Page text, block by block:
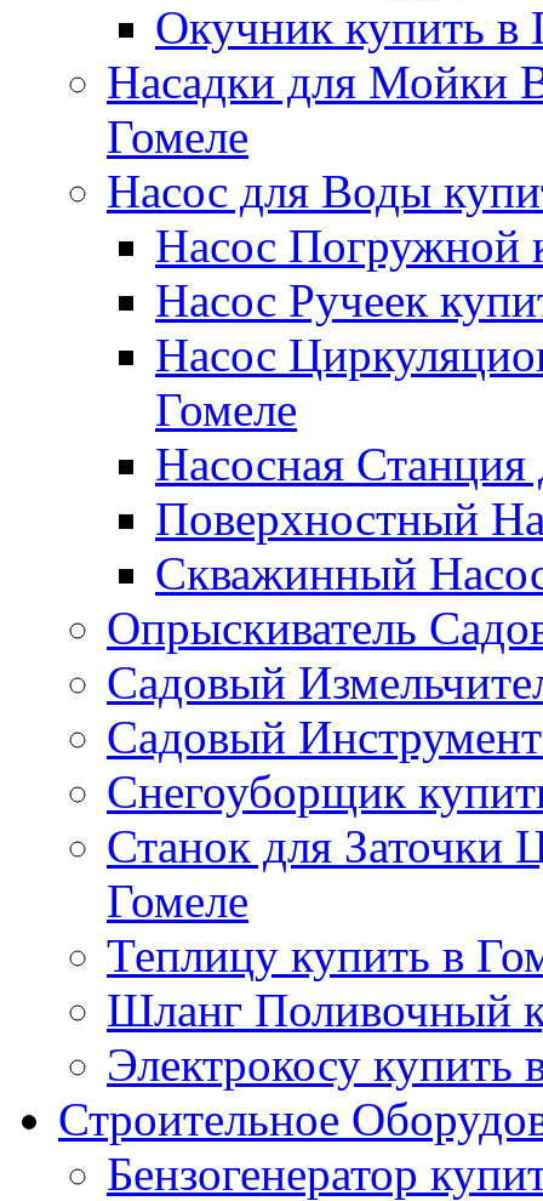
Окучник купить в
Насадки для Мойки
Гомеле
Насос для Воды
Насос Погружной
Насос Ручеек
Насос
Гомеле
Насосная
Поверхностный
Скважинный
Опрыскиватель
Садовый
Садовый
Снегоуборщик
Станок для Заточки
Гомеле
Теплицу купить в
Шланг Поливочный
Электрокосу купить
Строительное
Бензогенератор